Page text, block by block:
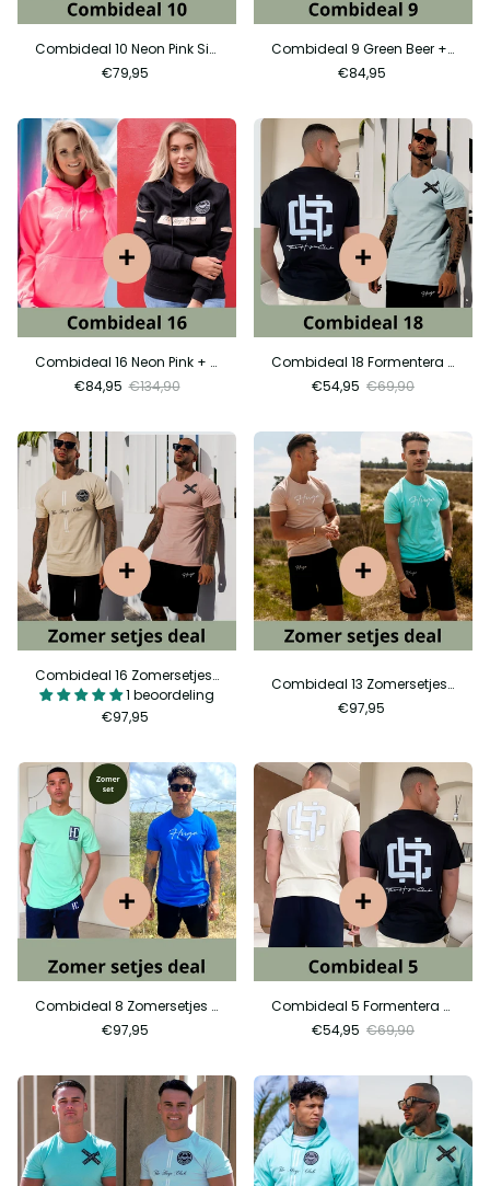
Combideal 10 Neon Pink Sign+ Electric Pink City
€79,95
Combideal 9 Green Beer + City Ocean
€84,95
Combideal 16 Neon Pink + Black Peach
€84,95 €134,90
Combideal 18 Formentera Black + Ocean Tape
€54,95 €69,90
Combideal 16 Zomersetjes deal 8
1 beoordeling
€97,95
Combideal 13 Zomersetjes deal 6
€97,95
Combideal 8 Zomersetjes deal 2
€97,95
Combideal 5 Formentera Sand + Formentera Black Connected
€54,95 €69,90